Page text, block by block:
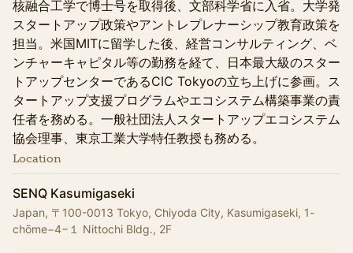
核融合工学で博士号を取得後、文部科学省に入省。大学発
スタートアップ政策やアントレプレナーシップ教育政策を
担当。米国MITに留学した後、経営コンサルティング、ベ
ンチャーキャピタル等の勤務を経て、日本最大級のスター
トアップセンターであるCIC Tokyoの立ち上げに参画。ス
タートアップ支援プログラムやエコシステム構築事業の責
任者を務める。一般社団法人スタートアップエコシステム
協会理事、東京工業大学特任教授も務める。
Location
SENQ Kasumigaseki
Japan, 〒100-0013 Tokyo, Chiyoda City, Kasumigaseki, 1-
chōme−4−１ Nittochi Bldg., 2F